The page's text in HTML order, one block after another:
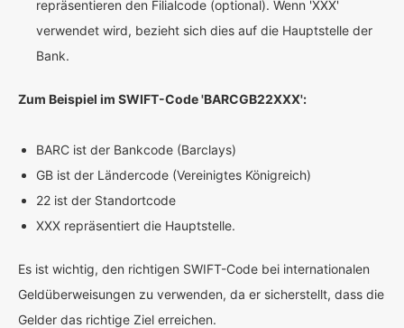
repräsentieren den Filialcode (optional). Wenn 'XXX'
verwendet wird, bezieht sich dies auf die Hauptstelle der
Bank.
Zum Beispiel im SWIFT-Code 'BARCGB22XXX':
BARC ist der Bankcode (Barclays)
GB ist der Ländercode (Vereinigtes Königreich)
22 ist der Standortcode
XXX repräsentiert die Hauptstelle.
Es ist wichtig, den richtigen SWIFT-Code bei internationalen
Geldüberweisungen zu verwenden, da er sicherstellt, dass die
Gelder das richtige Ziel erreichen.